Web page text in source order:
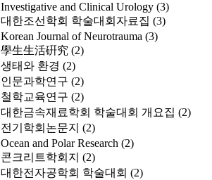
Investigative and Clinical Urology (3)
대한조선학회 학술대회자료집 (3)
Korean Journal of Neurotrauma (3)
學生生活硏究 (2)
생태와 환경 (2)
인문과학연구 (2)
철학교육연구 (2)
대한금속재료학회 학술대회 개요집 (2)
전기학회논문지 (2)
Ocean and Polar Research (2)
콘크리트학회지 (2)
대한전자공학회 학술대회 (2)